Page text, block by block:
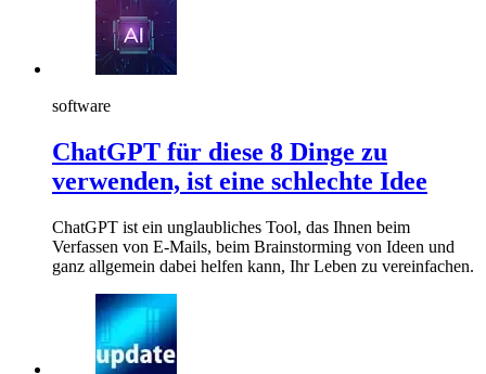
software
ChatGPT für diese 8 Dinge zu
verwenden, ist eine schlechte Idee
ChatGPT ist ein unglaubliches Tool, das Ihnen beim
Verfassen von E-Mails, beim Brainstorming von Ideen und
ganz allgemein dabei helfen kann, Ihr Leben zu vereinfachen.